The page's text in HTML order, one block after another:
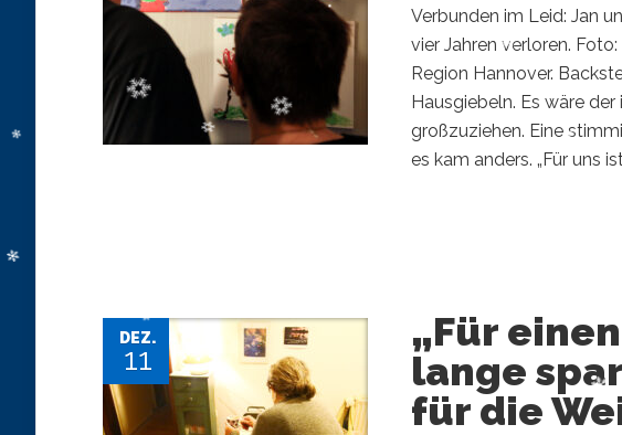
Verbunden im Leid: Jan
vier Jahren verloren.
Region Hannover.
Hausgiebeln. Es wäre
großzuziehen. Eine
es kam anders. „Für uns
DEZ.
11
„Für
lange
für die